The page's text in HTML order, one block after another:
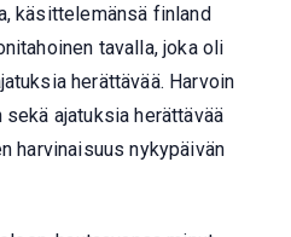
käsittelemänsä finland
tavalla, joka oli
herättävää. Harvoin
sekä ajatuksia herättävää
harvinaisuus nykypäivän